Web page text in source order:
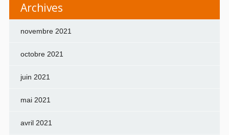
Archives
novembre 2021
octobre 2021
juin 2021
mai 2021
avril 2021